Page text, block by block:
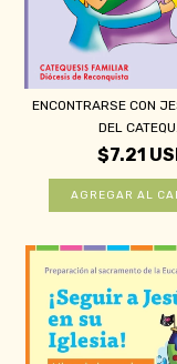
ENCONTRARSE CON
DEL
$7.21